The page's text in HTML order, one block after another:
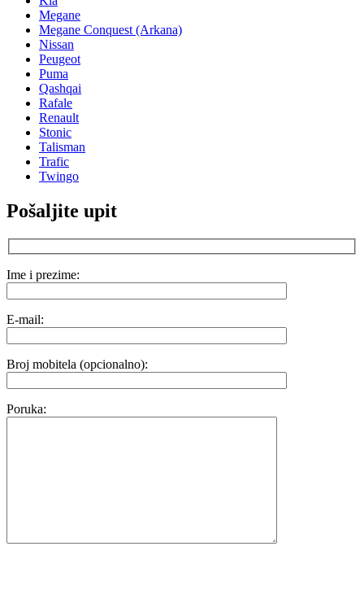
Megane
Megane Conquest (Arkana)
Nissan
Peugeot
Puma
Qashqai
Rafale
Renault
Stonic
Talisman
Trafic
Twingo
Pošaljite upit
Ime i prezime:
E-mail:
Broj mobitela (opcionalno):
Poruka: